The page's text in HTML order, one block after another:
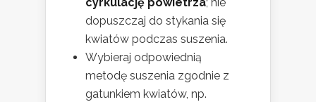
dopuszczaj do stykania się
kwiatów podczas suszenia.
Wybieraj odpowiednią
metodę suszenia zgodnie z
gatunkiem kwiatów, np.